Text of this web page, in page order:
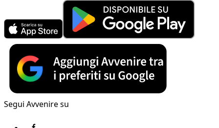
Segui Avvenire su